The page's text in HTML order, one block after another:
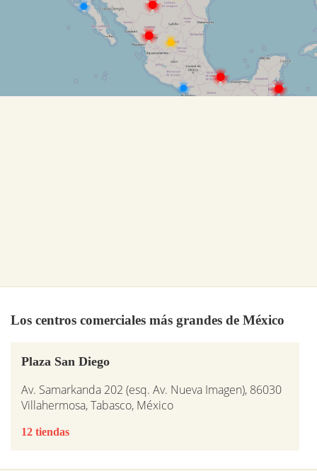
Los centros comerciales más grandes de México
Plaza San Diego
Av. Samarkanda 202 (esq. Av. Nueva Imagen), 86030
Villahermosa, Tabasco, México
12 tiendas